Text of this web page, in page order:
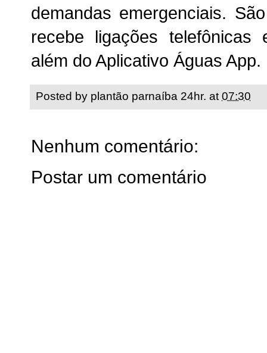
demandas emergenciais.
recebe ligações telefônicas
além do Aplicativo Águas App.
Posted by plantão parnaíba 24hr. at 07:30
Nenhum comentário:
Postar um comentário